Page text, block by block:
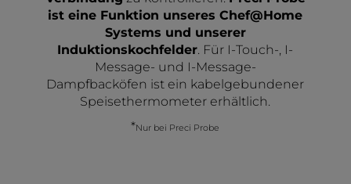
ist eine Funktion unseres Chef@Home
Systems und unserer
Induktionskochfelder. Für I-Touch-, I-
Message- und I-Message-
Dampfbacköfen ist ein kabelgebundener
Speisethermometer erhältlich.
*Nur bei Preci Probe